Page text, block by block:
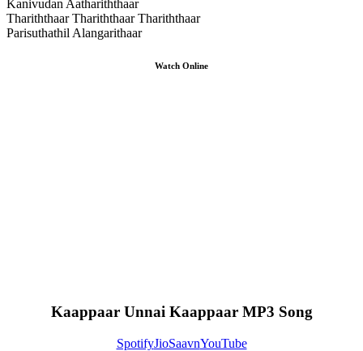
Kanivudan Aathariththaar
Thariththaar Thariththaar Thariththaar
Parisuthathil Alangarithaar
Watch Online
Kaappaar Unnai Kaappaar MP3 Song
SpotifyJioSaavnYouTube